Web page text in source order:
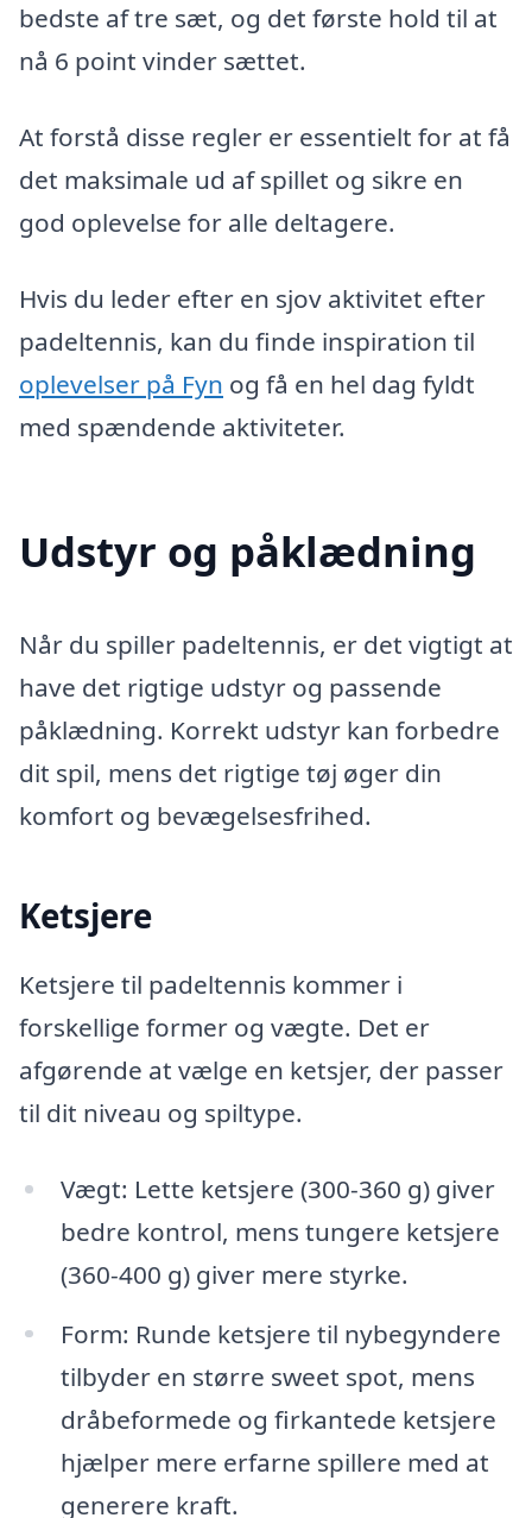
bedste af tre sæt, og det første hold til at
nå 6 point vinder sættet.
At forstå disse regler er essentielt for at få
det maksimale ud af spillet og sikre en
god oplevelse for alle deltagere.
Hvis du leder efter en sjov aktivitet efter
padeltennis, kan du finde inspiration til
oplevelser på Fyn og få en hel dag fyldt
med spændende aktiviteter.
Udstyr og påklædning
Når du spiller padeltennis, er det vigtigt at
have det rigtige udstyr og passende
påklædning. Korrekt udstyr kan forbedre
dit spil, mens det rigtige tøj øger din
komfort og bevægelsesfrihed.
Ketsjere
Ketsjere til padeltennis kommer i
forskellige former og vægte. Det er
afgørende at vælge en ketsjer, der passer
til dit niveau og spiltype.
Vægt: Lette ketsjere (300-360 g) giver
bedre kontrol, mens tungere ketsjere
(360-400 g) giver mere styrke.
Form: Runde ketsjere til nybegyndere
tilbyder en større sweet spot, mens
dråbeformede og firkantede ketsjere
hjælper mere erfarne spillere med at
generere kraft.